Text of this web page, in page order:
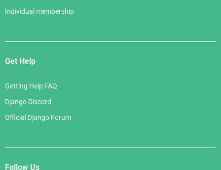
Individual membership
Get Help
Getting Help FAQ
Django Discord
Official Django Forum
Follow Us